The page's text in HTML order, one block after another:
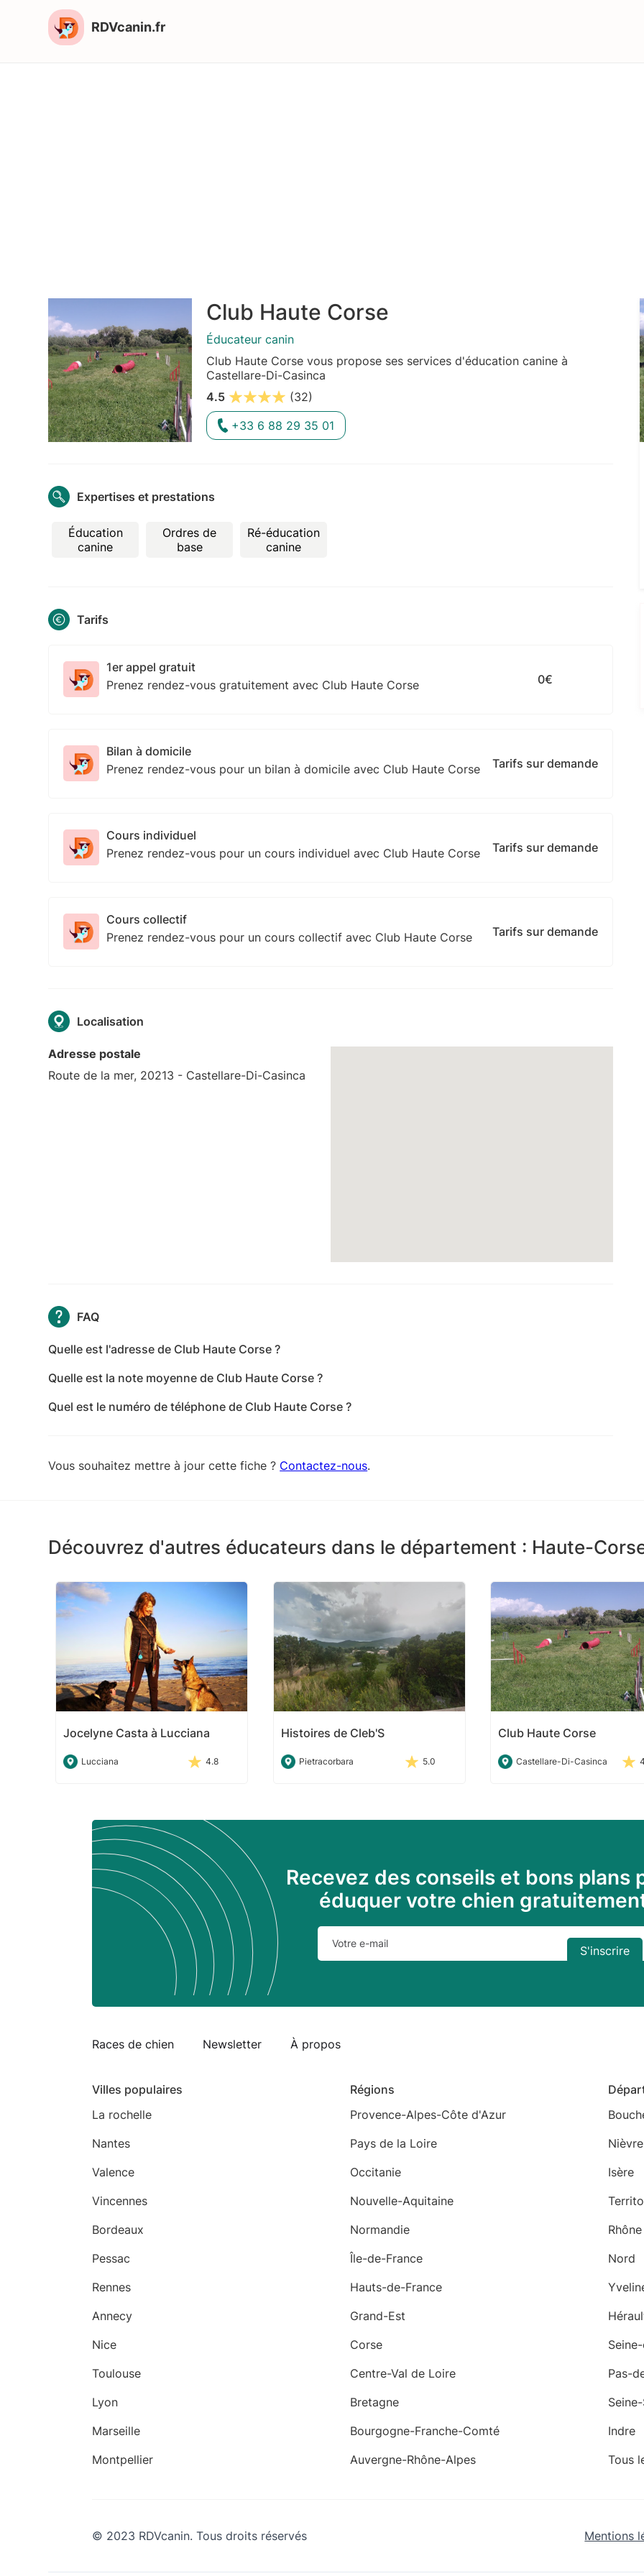
RDVcanin.fr
Club Haute Corse
Éducateur canin
Club Haute Corse vous propose ses services d'éducation canine à
Castellare-Di-Casinca
4.5
(32)
+33 6 88 29 35 01
Expertises et prestations
Éducation
canine
Ordres de
base
Ré-éducation
canine
Tarifs
1er appel gratuit
Prenez rendez-vous gratuitement avec Club Haute Corse
0€
Bilan à domicile
Prenez rendez-vous pour un bilan à domicile avec Club Haute Corse
Tarifs sur demande
Cours individuel
Prenez rendez-vous pour un cours individuel avec Club Haute Corse
Tarifs sur demande
Cours collectif
Prenez rendez-vous pour un cours collectif avec Club Haute Corse
Tarifs sur demande
Localisation
Adresse postale
Route de la mer, 20213 - Castellare-Di-Casinca
FAQ
Quelle est l'adresse de Club Haute Corse ?
Quelle est la note moyenne de Club Haute Corse ?
Quel est le numéro de téléphone de Club Haute Corse ?
Vous souhaitez mettre à jour cette fiche ? Contactez-nous.
Découvrez d'autres éducateurs dans le département : Haute-
Jocelyne Casta à Lucciana
Lucciana 4.8
Histoires de Cleb'S
Pietracorbara 5.0
Club Haute Corse
Castellare-Di-Casinca
Recevez des conseils et bons plans
éduquer votre chien
Races de chien Newsletter À propos
Villes populaires
La rochelle
Nantes
Valence
Vincennes
Bordeaux
Pessac
Rennes
Annecy
Nice
Toulouse
Lyon
Marseille
Montpellier
Régions
Provence-Alpes-Côte d'Azur
Pays de la Loire
Occitanie
Nouvelle-Aquitaine
Normandie
Île-de-France
Hauts-de-France
Grand-Est
Corse
Centre-Val de Loire
Bretagne
Bourgogne-Franche-Comté
Auvergne-Rhône-Alpes
Nièvre
Isère
Rhône
Nord
Pas-
Indre
Tous
© 2023 RDVcanin. Tous droits réservés Mentions